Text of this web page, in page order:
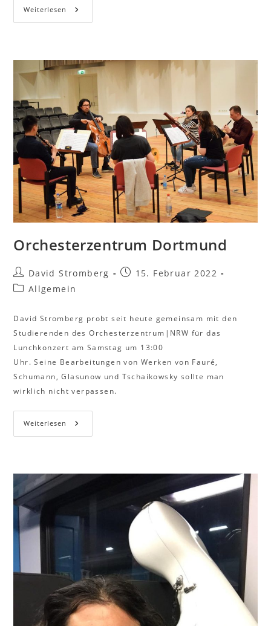
Weiterlesen
Orchesterzentrum Dortmund
David Stromberg
15. Februar 2022
Allgemein
David Stromberg probt seit heute gemeinsam mit den
Studierenden des Orchesterzentrum|NRW für das
Lunchkonzert am Samstag um 13:00
Uhr. Seine Bearbeitungen von Werken von Fauré,
Schumann, Glasunow und Tschaikowsky sollte man
wirklich nicht verpassen.
Weiterlesen